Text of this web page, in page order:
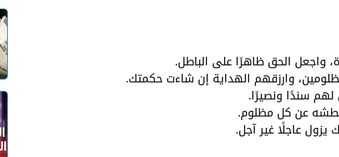
واجعل الحق ظاهرًا على الباطل.
وارزقهم الهداية إن شاءت حكمتك.
سندًا ونصيرًا.
بطشه عن كل مظلوم.
عاجلًا غير آجل.